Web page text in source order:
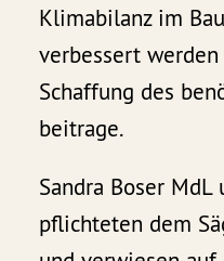
Klimabilanz im
verbessert
Schaffung des
beitrage.
Sandra Boser
pflichteten dem